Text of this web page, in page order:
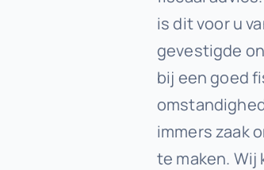
is dit voor u
gevestigde
bij een goed
immers zaak
te maken. Wij